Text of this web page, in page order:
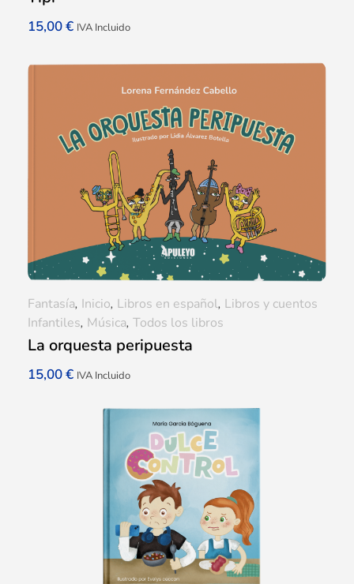
15,00€ IVA Incluido
La orquesta peripuesta
15,00€ IVA Incluido
Fantasía, Inicio, Libros en español, Libros y cuentos
Infantiles, Música, Todos los libros